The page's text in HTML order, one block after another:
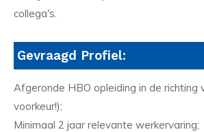
collega's.
Gevraagd Profiel:
Afgeronde HBO opleiding in de richting
voorkeur!);
Minimaal 2 jaar relevante werkervaring;